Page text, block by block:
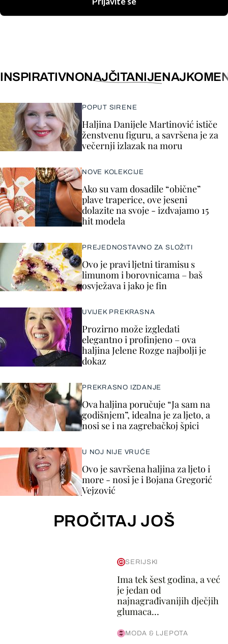
Prijavite se
INSPIRATIVNONAJČITANIJE
POPUT SIRENE
Haljina Danijele Martinović ističe
ženstvenu figuru, a savršena je za
večernji izlazak na moru
NOVE KOLEKCIJE
Ako su vam dosadile “obične”
plave traperice, ove jeseni
dolazite na svoje - izdvajamo 15
hit modela
PREJEDNOSTAVNO ZA SLOŽITI
Ovo je pravi ljetni tiramisu s
limunom i borovnicama – baš
osvježava i jako je fin
UVIJEK PREKRASNA
Prozirno može izgledati
elegantno i profinjeno – ova
haljina Jelene Rozge najbolji je
dokaz
PREKRASNO IZDANJE
Ova haljina poručuje “Ja sam na
godišnjem”, idealna je za ljeto, a
nosi se i na zagrebačkoj špici
U NOJ NIJE VRUĆE
Ovo je savršena haljina za ljeto i
more - nosi je i Bojana Gregorić
Vejzović
PROČITAJ JOŠ
SERIJSKI
Ima tek šest godina, a već
je jedan od
najnagrađivanijih dječjih
glumaca...
MODA & LJEPOTA